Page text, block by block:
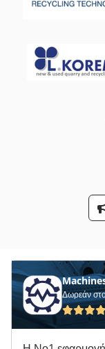
Συσκευές
Τησ Ογαπ
Υδραυλική
Υποστήριγμα-
Χαρτί Και
Δωρεάν